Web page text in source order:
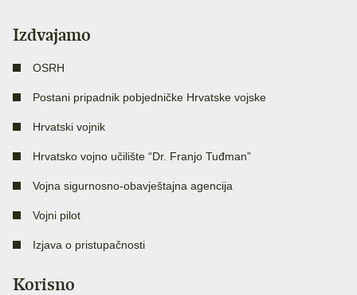
Izdvajamo
OSRH
Postani pripadnik pobjedničke Hrvatske vojske
Hrvatski vojnik
Hrvatsko vojno učilište “Dr. Franjo Tuđman”
Vojna sigurnosno-obavještajna agencija
Vojni pilot
Izjava o pristupačnosti
Korisno